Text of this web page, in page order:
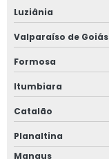
Luziânia
Valparaíso de Goiás
Formosa
Itumbiara
Catalão
Planaltina
Manaus